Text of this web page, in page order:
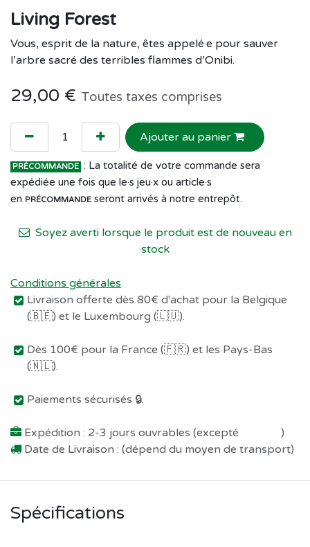
Living Forest
Vous, esprit de la nature, êtes appelé·e pour sauver
l’arbre sacré des terribles flammes d’Onibi.
29,00 € Toutes taxes comprises
Ajouter au panier
PRÉCOMMANDE : La totalité de votre commande sera
expédiée une fois que le·s jeu·x ou article·s
en PRÉCOMMANDE seront arrivés à notre entrepôt.
Soyez averti lorsque le produit est de nouveau en
stock
Conditions générales
Livraison offerte dès 80€ d'achat pour la Belgique
(🇧🇪) et le Luxembourg (🇱🇺).
Dès 100€ pour la France (🇫🇷) et les Pays-Bas
(🇳🇱).
Paiements sécurisés 🔒.
Expédition : 2-3 jours ouvrables (excepté
)
Date de Livraison : (dépend du moyen de transport)
Spécifications